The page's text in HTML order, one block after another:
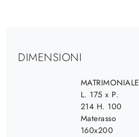
DIMENSIONI
MATRIMONIALE
L. 175 x P.
214 H. 100
Materasso
160x200